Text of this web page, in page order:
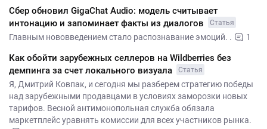
Сбер обновил GigaChat Audio: модель считывает
интонацию и запоминает факты из диалогов
Статья
Главным нововведением стало распознавание эмоций. . 1
Как обойти зарубежных селлеров на Wildberries без
демпинга за счет локального визуала
Статья
Я, Дмитрий Ковпак, и сегодня мы разберем стратегию победы
над зарубежными продавцами в условиях заморозки новых
тарифов. Весной антимонопольная служба обязала
маркетплейс уравнять комиссии для всех участников рынка.